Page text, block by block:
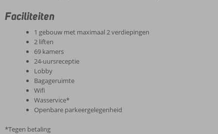
Faciliteiten
1 gebouw met maximaal 2 verdiepingen
2 liften
69 kamers
24-uursreceptie
Lobby
Bagageruimte
Wifi
Wasservice*
Openbare parkeergelegenheid
*Tegen betaling